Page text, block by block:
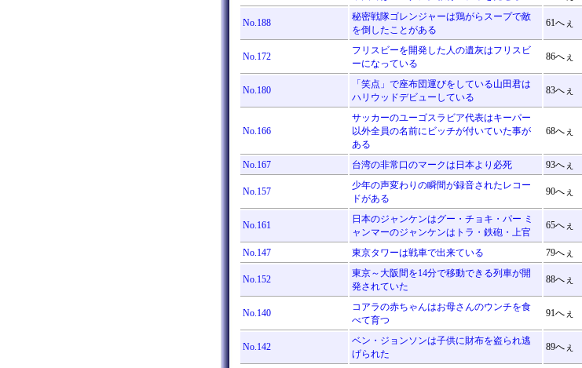
No.188
秘密戦隊ゴレンジャーは鶏がらスープで敵
を倒したことがある
61へぇ
No.172
フリスビーを開発した人の遺灰はフリスビ
ーになっている
86へぇ
No.180
「笑点」で座布団運びをしている山田君は
ハリウッドデビューしている
83へぇ
No.166
サッカーのユーゴスラビア代表はキーパー
以外全員の名前にビッチが付いていた事が
ある
68へぇ
No.167 台湾の非常口のマークは日本より必死 93へぇ
No.157
少年の声変わりの瞬間が録音されたレコー
ドがある
90へぇ
No.161
日本のジャンケンはグー・チョキ・パー ミ
ャンマーのジャンケンはトラ・鉄砲・上官
65へぇ
No.147 東京タワーは戦車で出来ている 79へぇ
No.152
東京～大阪間を14分で移動できる列車が開
発されていた
88へぇ
No.140
コアラの赤ちゃんはお母さんのウンチを食
べて育つ
91へぇ
No.142
ベン・ジョンソンは子供に財布を盗られ逃
げられた
89へぇ